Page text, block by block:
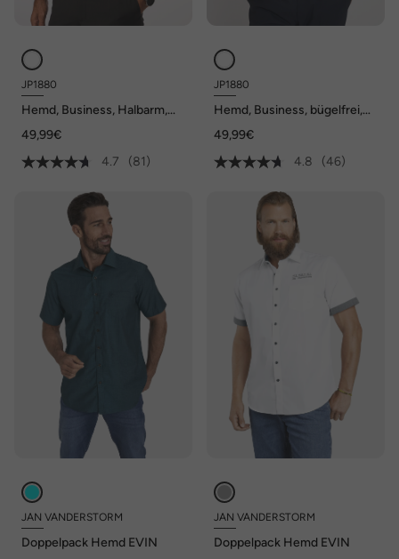
JP1880
Hemd, Business, Halbarm,
Comfort Fit, EasyCare
49,99€
4.7
(81)
JP1880
Hemd, Business, bügelfrei,
Comfort Fit, bis 8XL
49,99€
4.8
(46)
JAN VANDERSTORM
Doppelpack Hemd EVIN
JAN VANDERSTORM
Doppelpack Hemd EVIN